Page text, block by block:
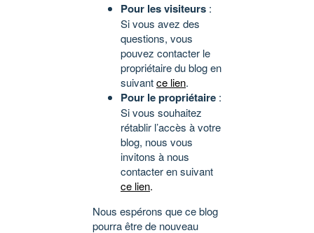
Pour les visiteurs :
Si vous avez des
questions, vous
pouvez contacter le
propriétaire du blog en
suivantce lien.
Pour le propriétaire :
Si vous souhaitez
rétablir l’accès à votre
blog, nous vous
invitons à nous
contacter en suivant
ce lien.
Nous espérons que ce blog
pourra être de nouveau